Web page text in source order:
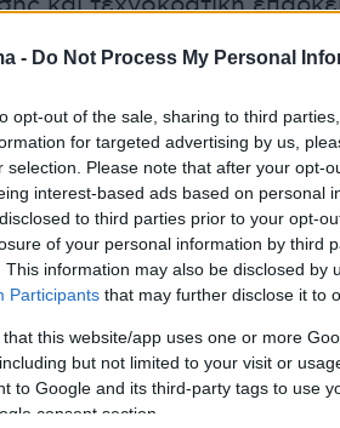
- Do Not Process My Personal
opt-out of the sale, sharing to third
for targeted advertising by us,
selection. Please note that after your opt-
interest-based ads based on personal
to third parties prior to your opt-
of your personal information by third
This information may also be disclosed by
Participants that may further disclose it to
that this website/app uses one or more
but not limited to your visit or
to Google and its third-party tags to use
consent section.
συνεχώς εκφράζει διάθεση
επιλογή», αλλά δεν
που να διαθέτει
υπεύθυνη διαχείριση. Η
ρητορική -μια στάση
χωρίς σαφείς
τροφοδοτεί τη λογική
και ενθαρρύνει τον
επιλογή. Η εκλογική